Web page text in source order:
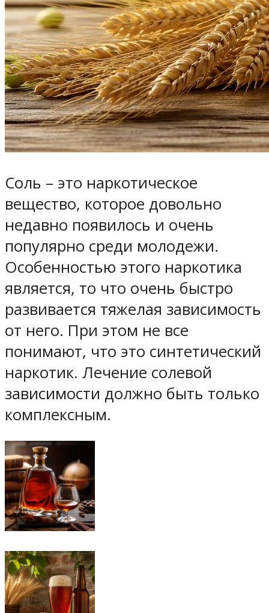
Соль – это наркотическое
вещество, которое довольно
недавно появилось и очень
популярно среди молодежи.
Особенностью этого наркотика
является, то что очень быстро
развивается тяжелая зависимость
от него. При этом не все
понимают, что это синтетический
наркотик. Лечение солевой
зависимости должно быть только
комплексным.